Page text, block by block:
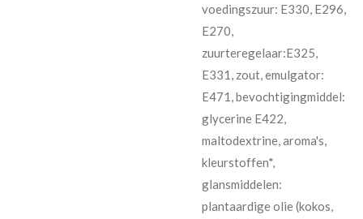
voedingszuur: E330, E296,
E270,
zuurteregelaar:E325,
E331, zout, emulgator:
E471, bevochtigingmiddel:
glycerine E422,
maltodextrine, aroma's,
kleurstoffen*,
glansmiddelen:
plantaardige olie (kokos,